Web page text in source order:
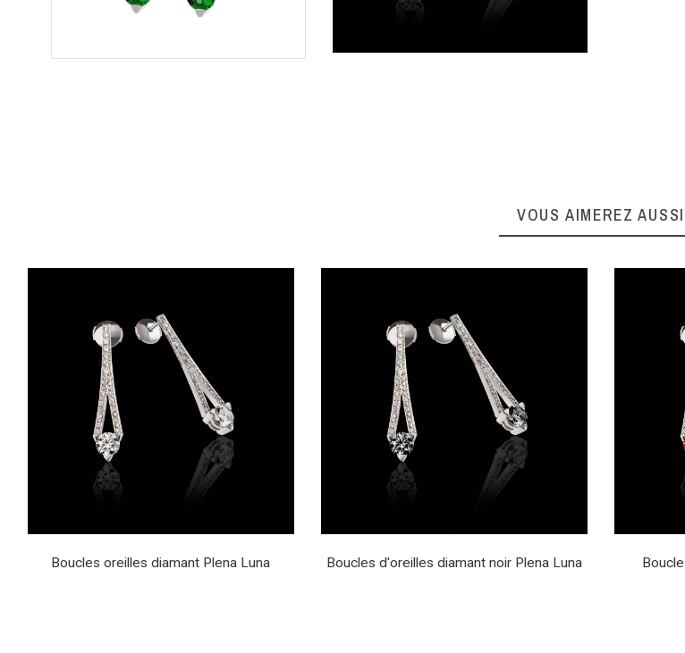
VOUS AIMEREZ AUSSI
Boucles oreilles diamant Plena Luna Boucles d'oreilles diamant noir Plena Luna